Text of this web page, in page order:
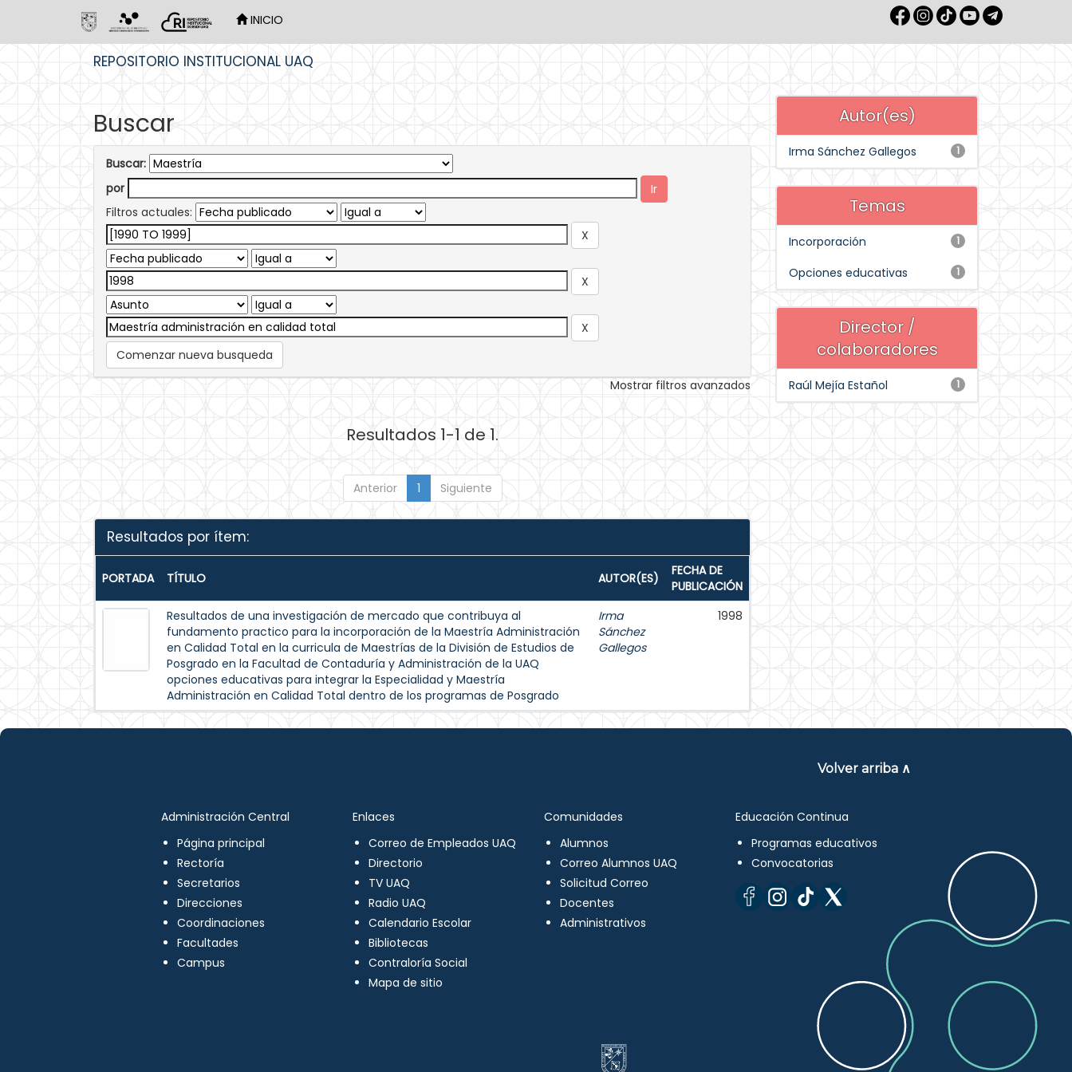
INICIO
REPOSITORIO INSTITUCIONAL UAQ
Buscar
Buscar:
por
Filtros actuales:
Comenzar nueva busqueda
Mostrar filtros avanzados
Resultados 1-1 de 1.
Anterior 1 Siguiente
Resultados por ítem:
PORTADA TÍTULO AUTOR(ES)
FECHA DE
PUBLICACIÓN
Resultados de una investigación de mercado que contribuya al
fundamento practico para la incorporación de la Maestría Administración
en Calidad Total en la curricula de Maestrías de la División de Estudios de
Posgrado en la Facultad de Contaduría y Administración de la UAQ
opciones educativas para integrar la Especialidad y Maestría
Administración en Calidad Total dentro de los programas de Posgrado
Irma
Sánchez
Gallegos
1998
Autor(es)
1
Irma Sánchez Gallegos
Temas
1
Incorporación
1
Opciones educativas
Director /
colaboradores
1
Raúl Mejía Estañol
Volver arriba ∧
Administración Central
Página principal
Rectoría
Secretarios
Direcciones
Coordinaciones
Facultades
Campus
Enlaces
Correo de Empleados UAQ
Directorio
TV UAQ
Radio UAQ
Calendario Escolar
Bibliotecas
Contraloría Social
Mapa de sitio
Comunidades
Alumnos
Correo Alumnos UAQ
Solicitud Correo
Docentes
Administrativos
Educación Continua
Programas educativos
Convocatorias